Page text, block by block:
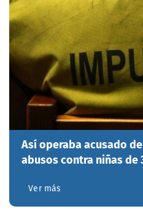
Así operaba acusado
abusos contra niñas de
Ver más